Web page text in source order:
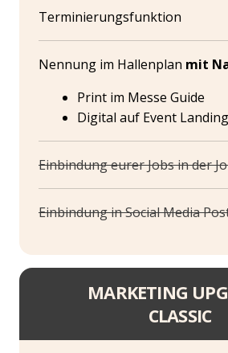
Terminierungsfunktion
Nennung im Hallenplan mit
Print im Messe Guide
Digital auf Event
Einbindung eurer Jobs in der
Einbindung in Social Media
MARKETING
CLASSIC